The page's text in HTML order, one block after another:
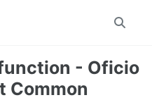
Toggle
- Oficio
Common